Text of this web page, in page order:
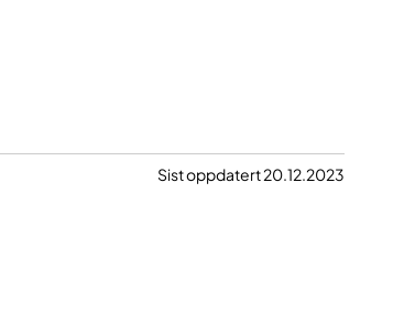
Sist oppdatert 20.12.2023